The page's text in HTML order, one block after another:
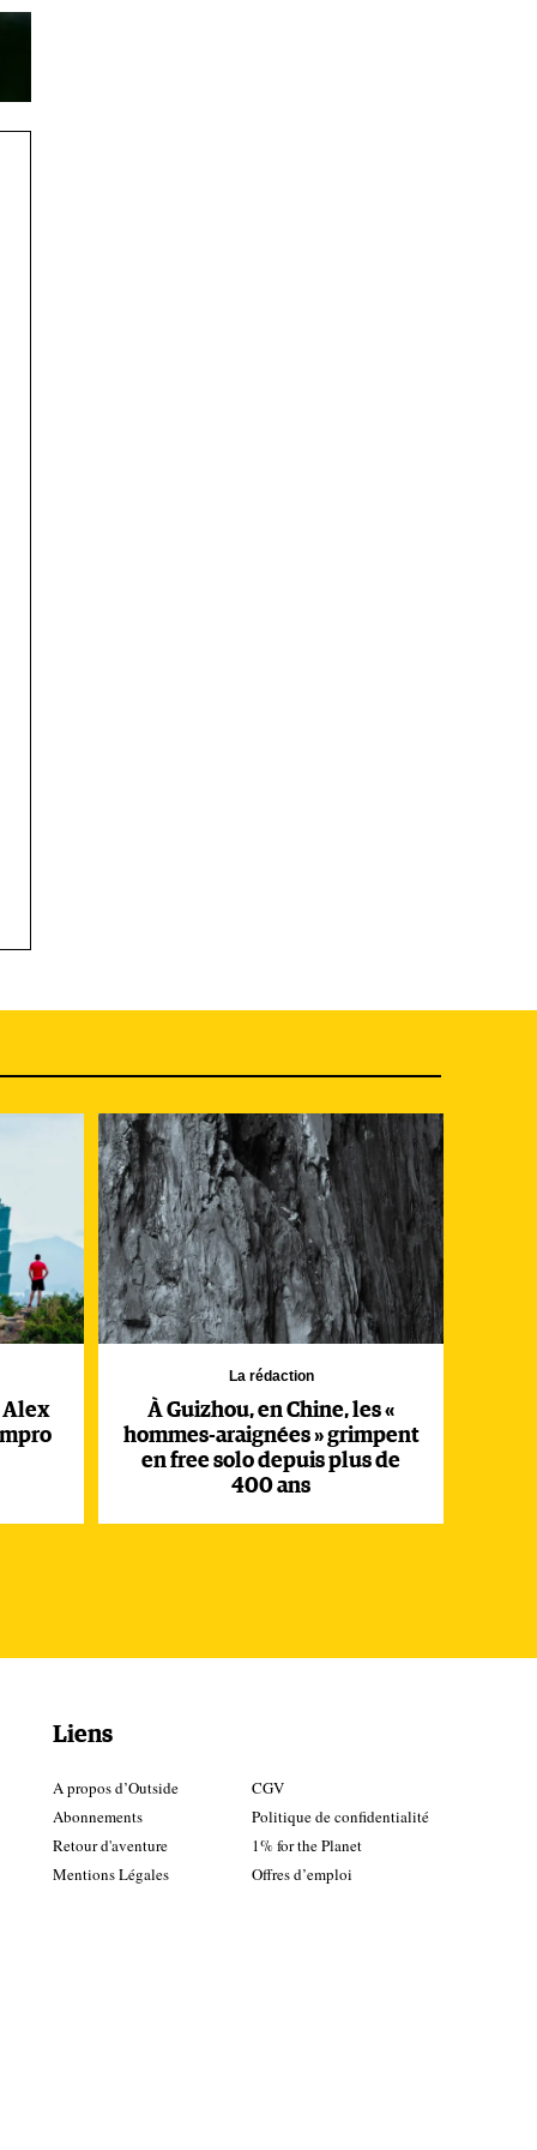
Alex
La rédaction
À Guizhou, en Chine, les «
hommes-araignées » grimpent
en free solo depuis plus de
400 ans
Liens
A propos d’Outside
Abonnements
Retour d'aventure
Mentions Légales
CGV
Politique de confidentialité
1% for the Planet
Offres d’emploi